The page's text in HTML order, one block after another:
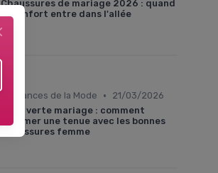
Chaussures de mariage 2026 : quand
le confort entre dans l'allée
Tendances de la Mode •
21/03/2026
Robe verte mariage : comment
sublimer une tenue avec les bonnes
chaussures femme